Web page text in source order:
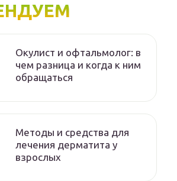
Окулист и офтальмолог: в
чем разница и когда к ним
обращаться
Методы и средства для
лечения дерматита у
взрослых